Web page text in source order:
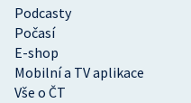
Podcasty
Počasí
E-shop
Mobilní a TV aplikace
Vše o ČT